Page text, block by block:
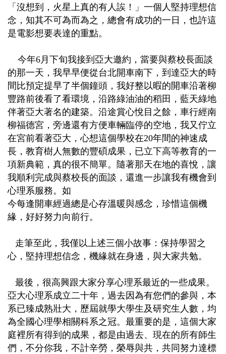
「沒想到，火星上真的有人誒！」一個人堅持理想信
念，知其不可為而為之，總會有成功的一日，也許這
是電影想要表達的重點。
今年6月下旬我接到亞大邀約，當要與蔡校長面談
的那一天，我早早便從台北開車南下，到達亞大的時
間比預定提早了半個鐘頭，我好整以暇的開車沿著柳
豐路前後看了看環境，沿路綠油油的稻田，藍天綠地
伴著亞大著名的建築。沿途賞心悅目之餘，車行經南
柳福德宮，旁邊還有方便車輛臨停的空地，我又佇立
在宮前看著亞大，心想這個學校在20年間的神速成
長，教育樹人無數的豐碩成果，已立下高等教育的一
項新典範，真的很不簡單。隨著那天在地的喜悅，讓
我順利完成與蔡校長的面談，還進一步讓我有機會到
心理系服務。如
今每逢開車經過總是心存溫暖與感念，珍惜這個機
緣，好好努力向前行。
走筆至此，我僅以上述三個小故事：保持學習之
心，堅持理想信念，機緣就在身邊，與大家共勉。
最後，很高興跟大家分享心理系最近的一些成果。
亞大心理系成立二十年，過去因為有您們的參與，本
系已臻成熟壯大，歷屆就學大學生及研究生人數，均
為全國心理學相關科系之冠。最重要的是，這個大家
庭裡所有得到的成果，都是由過去、現在的所有師生
們，不分你我，不計辛勞，榮辱與共，共同努力達標